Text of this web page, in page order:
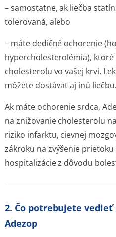
– samostatne, ak liečba
tolerovaná, alebo
– máte dedičné ochorenie
hypercholeste­rolémia), ktoré
cholesterolu vo vašej krvi.
môžete dostávať aj inú liečbu.
Ak máte ochorenie srdca,
na znižovanie cholesterolu
riziko infarktu, cievnej
zákroku na zvýšenie
hospitalizácie z dôvodu
2. Čo potrebujete
Adezop